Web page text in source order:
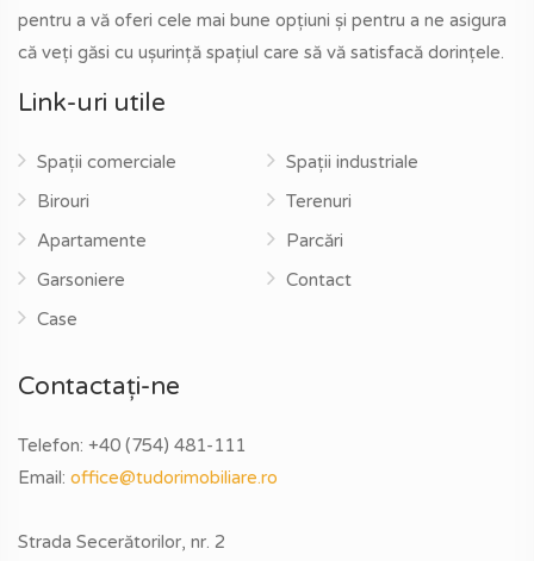
pentru a vă oferi cele mai bune opțiuni și pentru a ne asigura
că veți găsi cu ușurință spațiul care să vă satisfacă dorințele.
Link-uri utile
Spații comerciale
Birouri
Apartamente
Garsoniere
Case
Spații industriale
Terenuri
Parcări
Contact
Contactați-ne
Telefon: +40 (754) 481-111
Email: office@tudorimobiliare.ro
Strada Secerătorilor, nr. 2